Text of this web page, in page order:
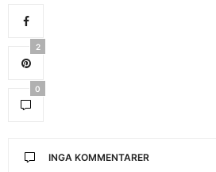
2
0
INGA KOMMENTARER